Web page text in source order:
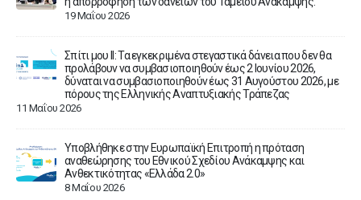
19 Μαΐου 2026
Σπίτι μου ΙΙ: Τα εγκεκριμένα στεγαστικά δάνεια που δεν θα
προλάβουν να συμβασιοποιηθούν έως 2 Ιουνίου 2026,
δύναται να συμβασιοποιηθούν έως 31 Αυγούστου 2026, με
πόρους της Ελληνικής Αναπτυξιακής Τράπεζας
11 Μαΐου 2026
Υποβλήθηκε στην Ευρωπαϊκή Επιτροπή η πρόταση
αναθεώρησης του Εθνικού Σχεδίου Ανάκαμψης και
Ανθεκτικότητας «Ελλάδα 2.0»
8 Μαΐου 2026